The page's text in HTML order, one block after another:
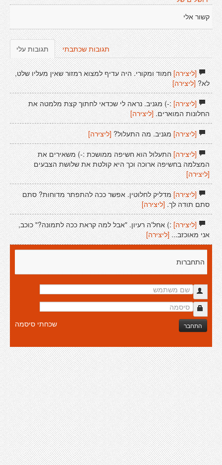
קשור אלי
תגובות עלי תגובות שכתבתי
[ליצירה]חמוד ומקורי. היה עדיף למצוא רמזור שאין מעליו שלט,
לא? [ליצירה]
[ליצירה]:-) מגניב. נראה לי שכדאי לחתוך קצת מלמטה את
החלונות המוארים. [ליצירה]
[ליצירה]מגניב. מה התעלול? [ליצירה]
[ליצירה]התעלול הוא חשיפה ממושכת :-) משאירים את
המצלמה בחשיפה ארוכה וכך היא קולטת את שלושת הצבעים
[ליצירה]
[ליצירה]מדליק לחלוטין. אפשר ככה להתפתר מדוחות? סתם
סתם תודה לך. [ליצירה]
[ליצירה]:) אחל'ה רעיון. "אבל למה קראת ככה לתמונה?" כוכב,
אני מאוכזב... [ליצירה]
התחברות
התחבר שכחתי סיסמה